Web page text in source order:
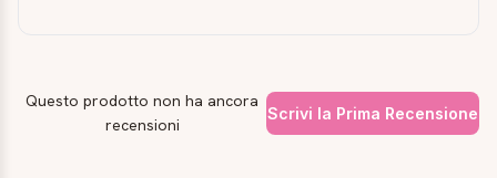
Questo prodotto non ha ancora
recensioni
Scrivi la Prima Recensione